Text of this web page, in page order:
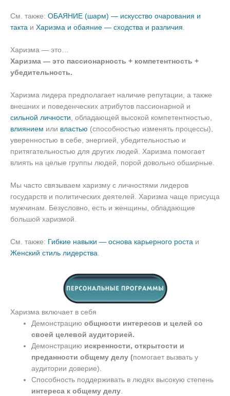
См. также: ОБАЯНИЕ (шарм) — искусство очарования и
такта и Харизма и обаяние — сходства и различия.
Харизма — это…
Харизма — это пассионарность + компетентность +
убедительность.
Харизма лидера предполагает наличие репутации, а также
внешних и поведенческих атрибутов пассионарной и
сильной личности , обладающей высокой компетентностью,
влиянием или властью (способностью изменять процессы),
уверенностью в себе, энергией, убедительностью и
притягательностью для других людей. Харизма помогает
влиять на целые группы людей, порой довольно обширные.
Мы часто связываем харизму с личностями лидеров
государств и политических деятелей. Харизма чаще присуща
мужчинам. Безусловно, есть и женщины, обладающие
большой харизмой.
См. также: Гибкие навыки — основа карьерного роста и
Женский стиль лидерства
Харизма включает в себя
Демонстрациюобщности интересов и целей со
своей целевой аудиторией.
Демонстрацию искренности, открытости и
преданности общему делу (помогает вызвать у
аудитории доверие).
Способность поддерживать в людях высокую степень
интереса к общему делу